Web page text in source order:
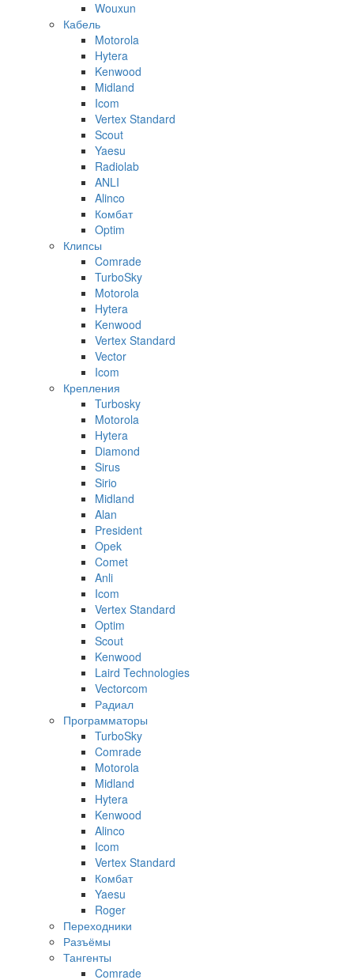
Wouxun
Кабель
Motorola
Hytera
Kenwood
Midland
Icom
Vertex Standard
Scout
Yaesu
Radiolab
ANLI
Alinco
Комбат
Optim
Клипсы
Comrade
TurboSky
Motorola
Hytera
Kenwood
Vertex Standard
Vector
Icom
Крепления
Turbosky
Motorola
Hytera
Diamond
Sirus
Sirio
Midland
Alan
President
Opek
Comet
Anli
Icom
Vertex Standard
Optim
Scout
Kenwood
Laird Technologies
Vectorcom
Радиал
Программаторы
TurboSky
Comrade
Motorola
Midland
Hytera
Kenwood
Alinco
Icom
Vertex Standard
Комбат
Yaesu
Roger
Переходники
Разъёмы
Тангенты
Comrade